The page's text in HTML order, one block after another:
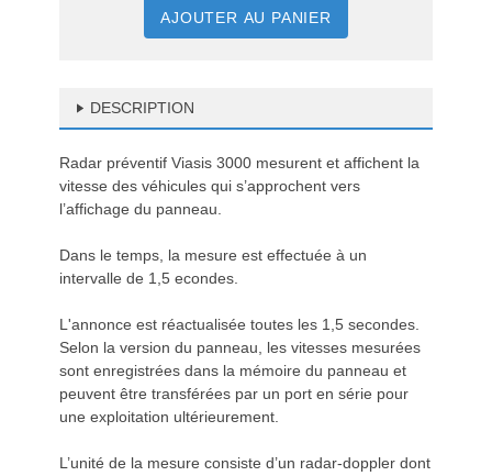
AJOUTER AU PANIER
DESCRIPTION
Radar préventif Viasis 3000 mesurent et affichent la
vitesse des véhicules qui s’approchent vers
l’affichage du panneau.
Dans le temps, la mesure est effectuée à un
intervalle de 1,5 econdes.
L'annonce est réactualisée toutes les 1,5 secondes.
Selon la version du panneau, les vitesses mesurées
sont enregistrées dans la mémoire du panneau et
peuvent être transférées par un port en série pour
une exploitation ultérieurement.
L’unité de la mesure consiste d’un radar-doppler dont